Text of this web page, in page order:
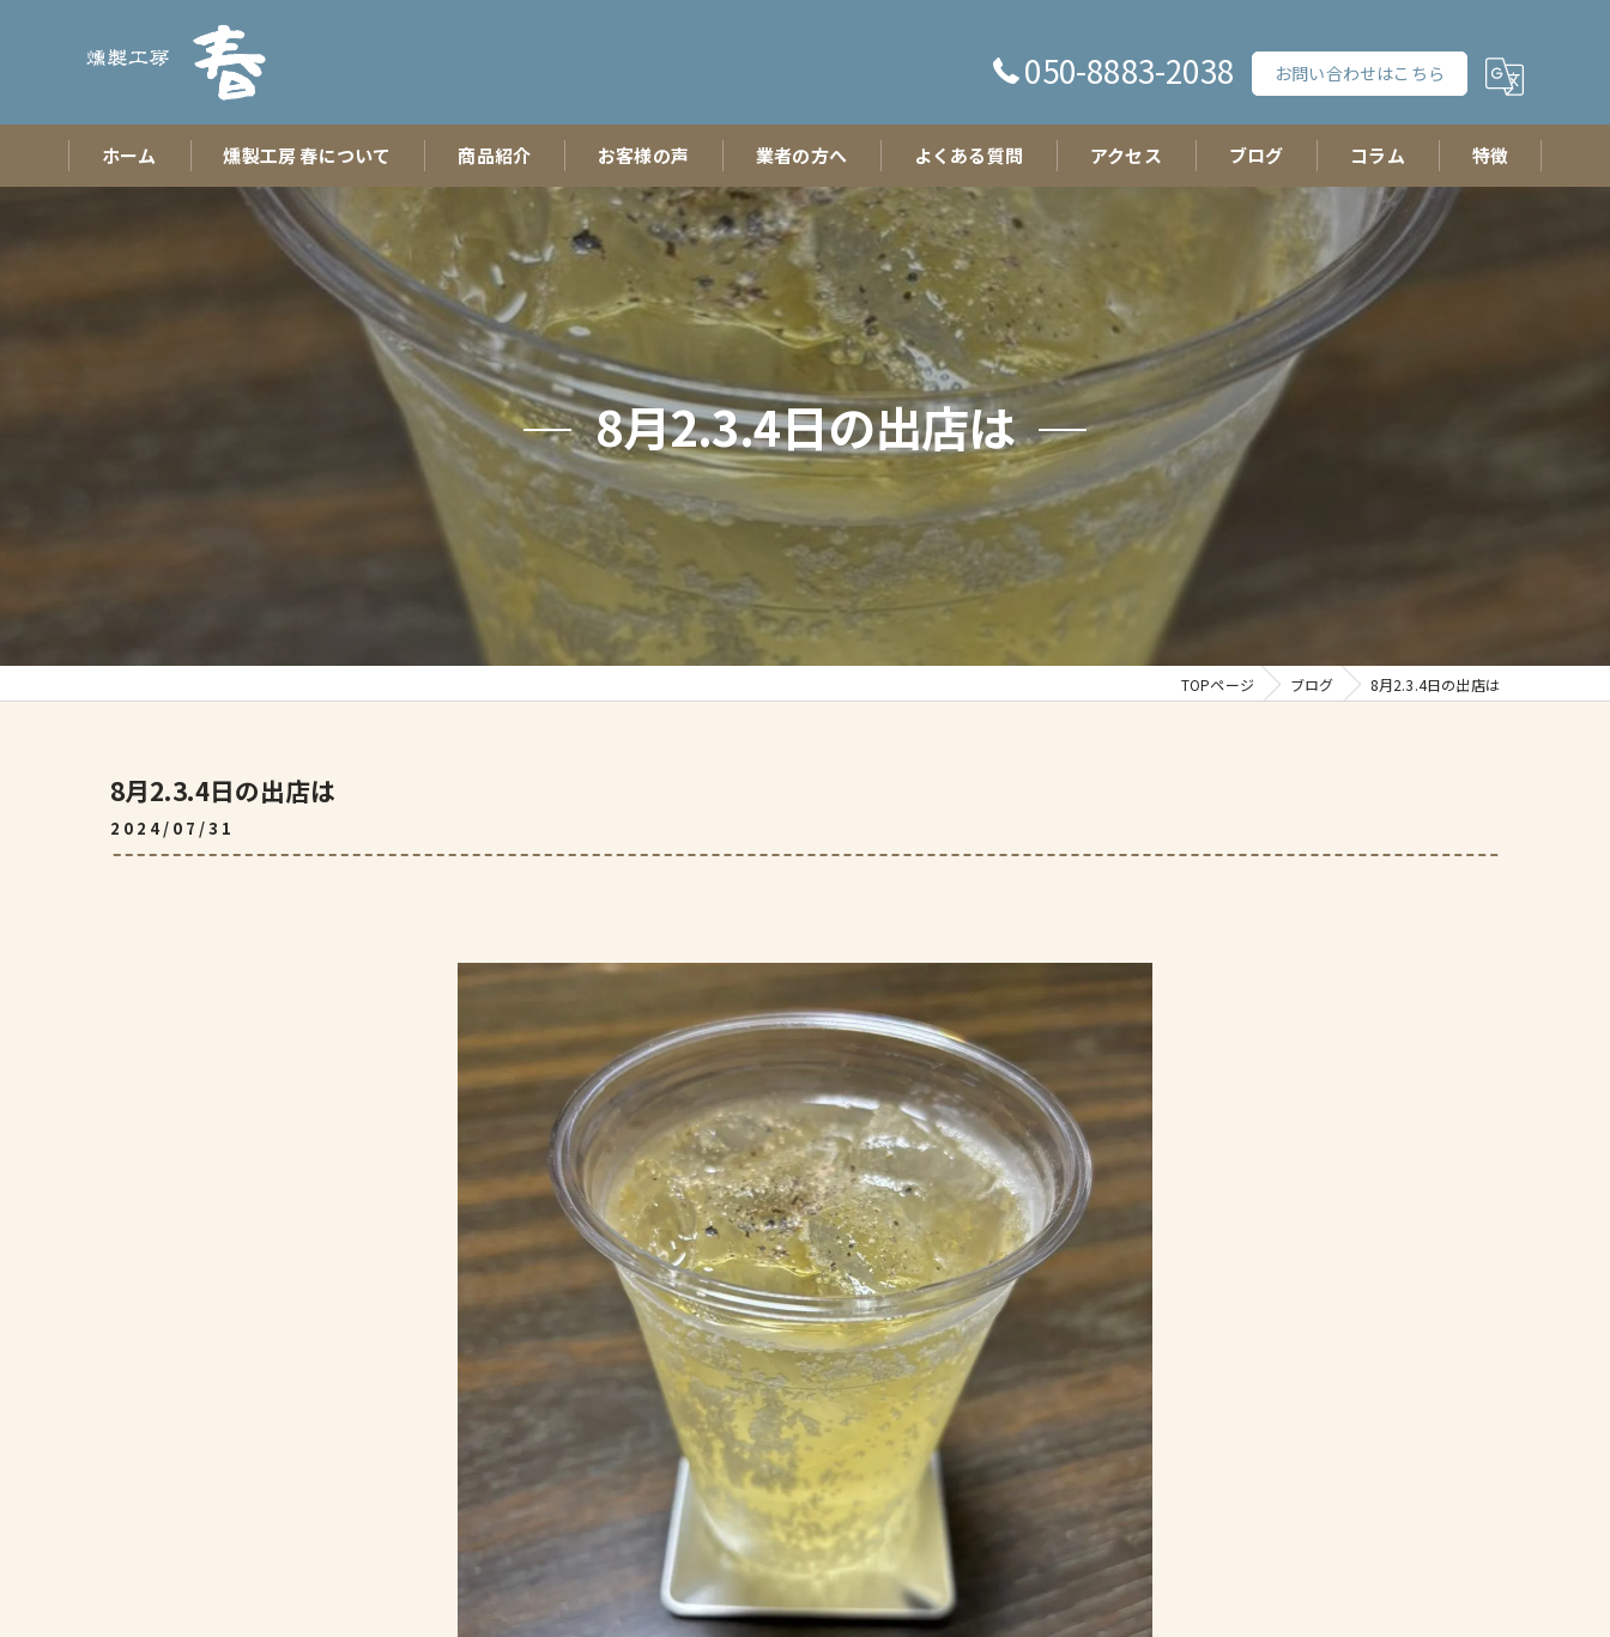
050-8883-2038 お問い合わせはこちら
ホーム 燻製工房 春について 商品紹介 お客様の声 業者の方へ よくある質問 アクセス ブログ コラム 特徴
8月2.3.4日の出店は
TOPページ ブログ 8月2.3.4日の出店は
8月2.3.4日の出店は
2024/07/31